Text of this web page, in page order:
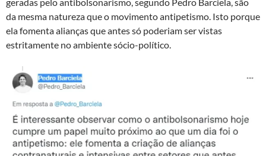
da mesma natureza que o movimento antipetismo. Isto porque
ela fomenta alianças que antes só poderiam ser vistas
estritamente no ambiente sócio-político.